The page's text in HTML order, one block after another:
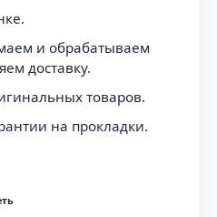
и обрабатываем
доставку.
товаров.
на прокладки.